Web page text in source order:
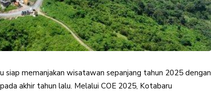
memanjakan wisatawan sepanjang tahun 2025 dengan
akhir tahun lalu. Melalui COE 2025, Kotabaru